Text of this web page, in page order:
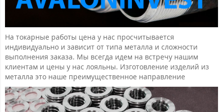
На токарные работы цена у нас просчитывается
индивидуально и зависит от типа металла и сложности
выполнения заказа. Мы всегда идем на встречу нашим
клиентам и цены у нас лояльны. Изготовление изделий из
металла это наше преимущественное направление